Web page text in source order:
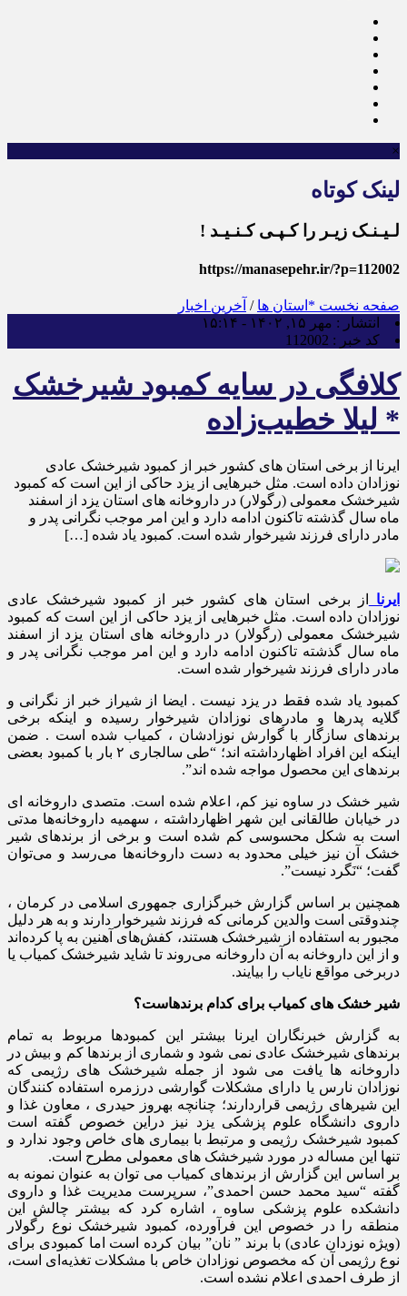
×
لینک کوتاه
لـیـنـک زیـر را کـپـی کـنـیـد !
https://manasepehr.ir/?p=112002
صفحه نخست *استان ها / آخرین اخبار
انتشار : مهر ۱۵, ۱۴۰۲ - ۱۵:۱۴
کد خبر : 112002
کلافگی در سایه کمبود شیرخشک
* لیلا خطیب‌زاده
ایرنا از برخی استان های کشور خبر از کمبود شیرخشک عادی
نوزادان داده است. مثل خبرهایی از یزد حاکی از این است که کمبود
شیرخشک معمولی (رگولار) در داروخانه های استان یزد از اسفند
ماه سال گذشته تاکنون ادامه دارد و این امر موجب نگرانی پدر و
مادر دارای فرزند شیرخوار شده است. کمبود یاد شده […]
ایرنا
از برخی استان های کشور خبر از کمبود شیرخشک عادی
نوزادان داده است. مثل خبرهایی از یزد حاکی از این است که کمبود
شیرخشک معمولی (رگولار) در داروخانه های استان یزد از اسفند
ماه سال گذشته تاکنون ادامه دارد و این امر موجب نگرانی پدر و
مادر دارای فرزند شیرخوار شده است.
کمبود یاد شده فقط در یزد نیست . ایضا از شیراز خبر از نگرانی و
گلایه پدرها و مادرهای نوزادان شیرخوار رسیده و اینکه برخی
برندهای سازگار با گوارش نوزادشان ، کمیاب شده است . ضمن
اینکه این افراد اظهارداشته اند؛ “طی سالجاری ۲ بار با کمبود بعضی
برندهای این محصول مواجه شده اند”.
شیر خشک در ساوه نیز کم، اعلام شده است. متصدی داروخانه ای
در خیابان طالقانی این شهر اظهارداشته ، سهمیه داروخانه‌ها مدتی
است به شکل محسوسی کم شده است و برخی از برندهای شیر
خشک آن نیز خیلی محدود به دست داروخانه‌ها می‌رسد و می‌توان
گفت؛ “نَگرد نیست”.
همچنین بر اساس گزارش خبرگزاری جمهوری اسلامی در کرمان ،
چندوقتی است والدین کرمانی که فرزند شیرخوار دارند و به هر دلیل
مجبور به استفاده از شیرخشک هستند، کفش‌های آهنین به پا کرده‌اند
و از این داروخانه به آن داروخانه می‌روند تا شاید شیرخشک کمیاب یا
دربرخی مواقع نایاب را بیایند.
شیر خشک های کمیاب برای کدام برندهاست؟
به گزارش خبرنگاران ایرنا بیشتر این کمبودها مربوط به تمام
برندهای شیرخشک عادی نمی شود و شماری از برندها کم و بیش در
داروخانه ها یافت می شود از جمله شیرخشک های رژیمی که
نوزادان نارس یا دارای مشکلات گوارشی درزمره استفاده کنندگان
این شیرهای رژیمی قراردارند؛ چنانچه بهروز حیدری ، معاون غذا و
داروی دانشگاه علوم پزشکی یزد نیز دراین خصوص گفته است
کمبود شیرخشک رژیمی و مرتبط با بیماری های خاص وجود ندارد و
تنها این مساله در مورد شیرخشک های معمولی مطرح است.
بر اساس این گزارش از برندهای کمیاب می توان به عنوان نمونه به
گفته “سید محمد حسن احمدی”، سرپرست مدیریت غذا و داروی
دانشکده علوم پزشکی ساوه ، اشاره کرد که بیشتر چالش این
منطقه را در خصوص این فرآورده، کمبود شیرخشک نوع رگولار
(ویژه نوزدان عادی) با برند ” نان” بیان کرده است اما کمبودی برای
نوع رژیمی آن که مخصوص نوزادان خاص با مشکلات تغذیه‌ای است،
از طرف احمدی اعلام نشده است.